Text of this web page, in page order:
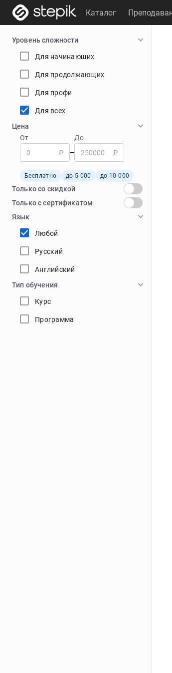
Каталог
Уровень сложности
Для начинающих
Для продолжающих
Для профи
Для всех
Цена
От
₽
—
До
₽
Бесплатно до 5 000 до 10 000
Только со скидкой
Только с cертификатом
Язык
Любой
Русский
Английский
Тип обучения
Курс
Программа